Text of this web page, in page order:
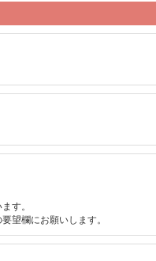
す。
望欄にお願いします。